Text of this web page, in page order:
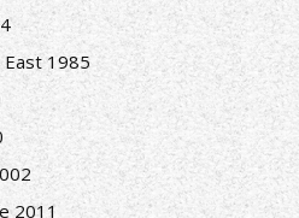
1985
2011